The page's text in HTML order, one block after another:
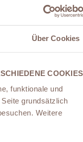
Über Cookies
COOKIES
funktionale und
grundsätzlich
Weitere
selbst!
Online
buchen